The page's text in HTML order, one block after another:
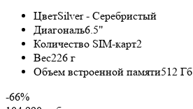
ЦветSilver - Серебристый
Диагональ6.5"
Количество SIM-карт2
Вес226 г
Объем встроенной памяти512 Гб
-66%